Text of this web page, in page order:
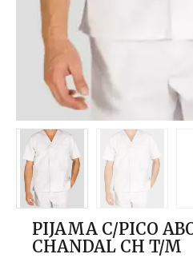
PIJAMA C/PICO
CHANDAL CH T/M